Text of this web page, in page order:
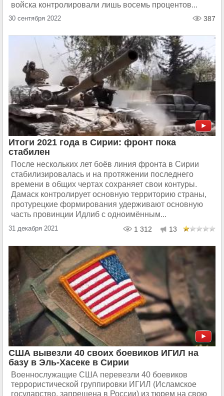
войска контролировали лишь восемь процентов...
30 сентября 2022 387
Итоги 2021 года в Сирии: фронт пока
стабилен
После нескольких лет боёв линия фронта в Сирии
стабилизировалась и на протяжении последнего
времени в общих чертах сохраняет свои контуры.
Дамаск контролирует основную территорию страны,
протурецкие формирования удерживают основную
часть провинции Идлиб с одноимённым...
31 декабря 2021 1 312 13
США вывезли 40 своих боевиков ИГИЛ на
базу в Эль-Хасеке в Сирии
Военнослужащие США перевезли 40 боевиков
террористической группировки ИГИЛ (Исламское
государство, запрещена в России) из тюрем на свою